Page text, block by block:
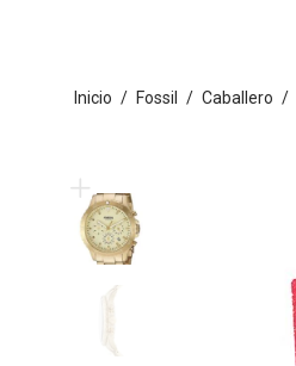
Inicio / Fossil / Caballero /